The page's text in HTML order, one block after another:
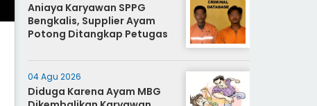
Aniaya Karyawan SPPG
Bengkalis, Supplier Ayam
Potong Ditangkap Petugas
04 Agu 2026
Diduga Karena Ayam MBG